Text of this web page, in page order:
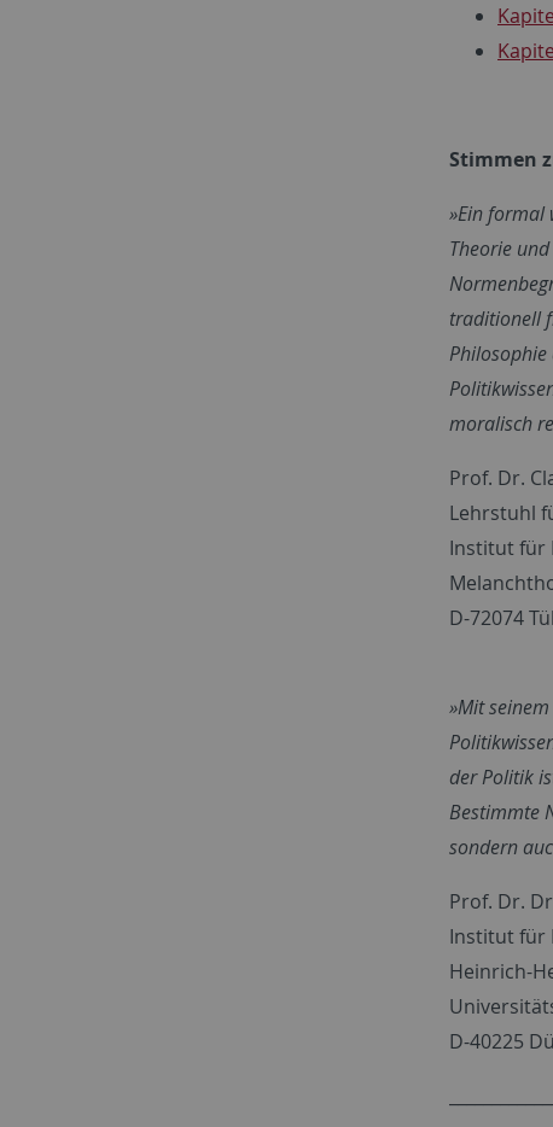
Stimmen
»Ein formal
Theorie
traditionell
moralisch
Prof. Dr.
Lehrstuhl
Institut für
D-72074
»Mit
der Politik
Bestimmte
sondern
Prof. Dr.
Institut für
Heinrich-
D-40225